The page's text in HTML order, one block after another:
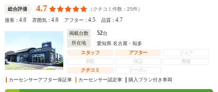
総合評価 4.7 （クチコミ件数： 25件）
接客：4.8 雰囲気：4.8 アフター：4.5 品質：4.7
掲載台数 52台
所在地
愛知県 名古屋・知多
スタッフ
アフター
フェア
買取
保証
整備
クチコミ
クーポン
カーセンサーアフター保証車
カーセンサー認定車 購入プラン付き車両